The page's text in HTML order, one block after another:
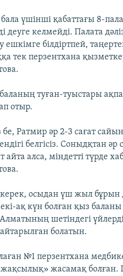
үшінші қабаттағы 8-
деуге келмейді. Палата
ешкімге білдіртпей,
тек перзентхана
туған-туыстары
отыр.
бе, Ратмир әр 2-3 сағат
белгісіз. Соныдқтан
айта алса, міндетті түрде
осыдан үш жыл бұрын
ақ күн болған қыз
шетіндегі
болатын.
№1 перзентхана
жасамақ